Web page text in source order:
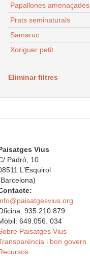
Papallones amenaçades
Prats seminaturals
Samaruc
Xoriguer petit
Eliminar filtres
Vius
Padró, 10
L’Esquirol
935.210.879
649.056. 034
Paisatges Vius
i bon govern